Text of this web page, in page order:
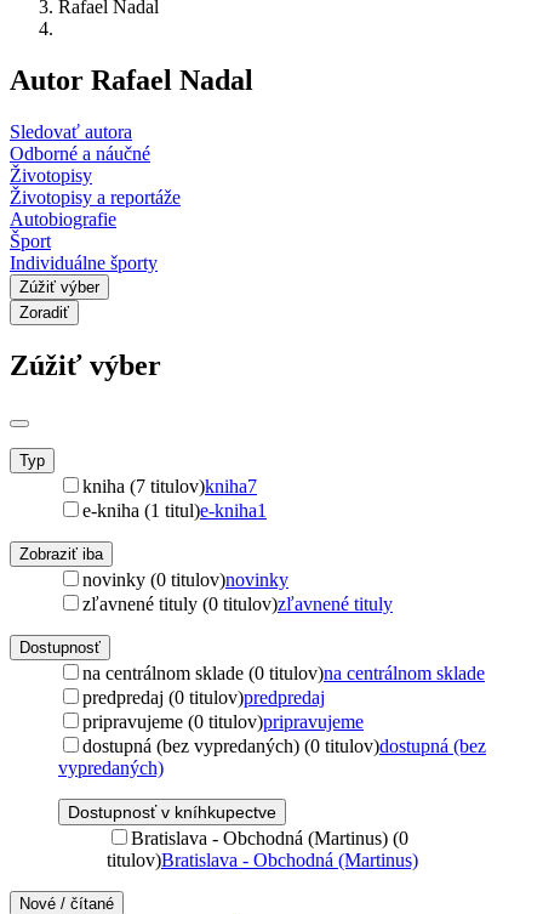
Rafael Nadal
Autor Rafael Nadal
Sledovať autora
Odborné a náučné
Životopisy
Životopisy a reportáže
Autobiografie
Šport
Individuálne športy
Zúžiť výber
Zoradiť
Zúžiť výber
Typ
kniha (7 titulov)kniha7
e-kniha (1 titul)e-kniha1
Zobraziť iba
novinky (0 titulov)novinky
zľavnené tituly (0 titulov)zľavnené tituly
Dostupnosť
na centrálnom sklade (0 titulov)na centrálnom sklade
predpredaj (0 titulov)predpredaj
pripravujeme (0 titulov)pripravujeme
dostupná (bez vypredaných) (0 titulov)dostupná (bez
vypredaných)
Dostupnosť v kníhkupectve
Bratislava - Obchodná (Martinus) (0
titulov)Bratislava - Obchodná (Martinus)
Nové / čítané